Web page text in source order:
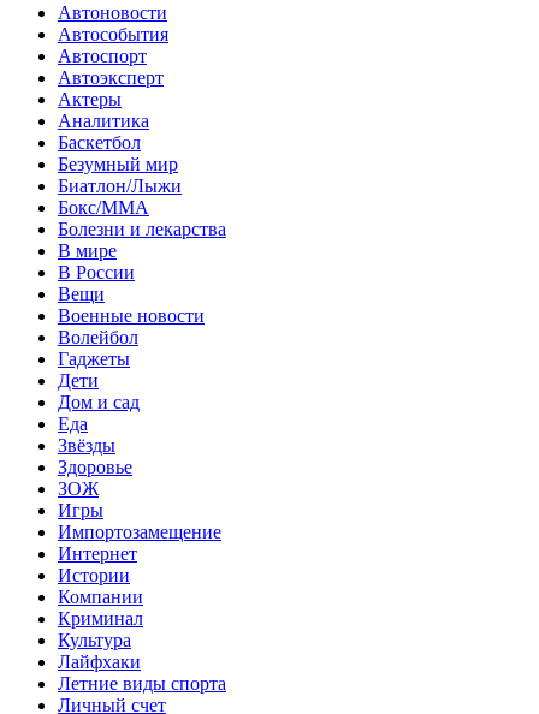
Автоновости
Автособытия
Автоспорт
Автоэксперт
Актеры
Аналитика
Баскетбол
Безумный мир
Биатлон/Лыжи
Бокс/MMA
Болезни и лекарства
В мире
В России
Вещи
Военные новости
Волейбол
Гаджеты
Дети
Дом и сад
Еда
Звёзды
Здоровье
ЗОЖ
Игры
Импортозамещение
Интернет
Истории
Компании
Криминал
Культура
Лайфхаки
Летние виды спорта
Личный счет